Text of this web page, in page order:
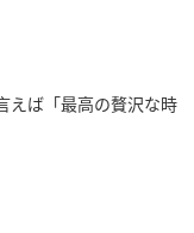
えば「最高の贅沢な時
海老・鮑・和牛と三重
半からの夕食は量も満点